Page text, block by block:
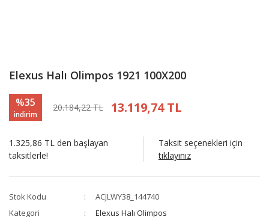
Elexus Halı Olimpos 1921 100X200
%35
indirim
20.184,22 TL 13.119,74 TL
1.325,86 TL den başlayan
taksitlerle!
Taksit seçenekleri için
tıklayınız
Stok Kodu
ACJLWY38_144740
Kategori
Elexus Halı Olimpos